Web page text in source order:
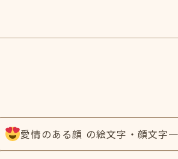
愛情のある顔 の絵文字・顔文字